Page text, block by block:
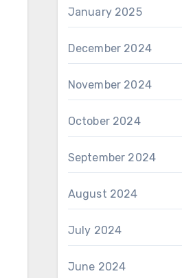
January 2025
December 2024
November 2024
October 2024
September 2024
August 2024
July 2024
June 2024